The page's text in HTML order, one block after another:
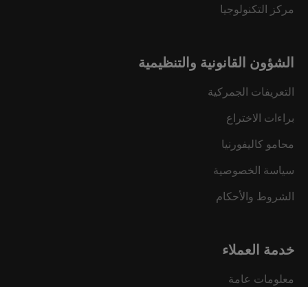
مركز التكنولوجيا
الشؤون القانونية والتنظيمية
التعريفات الجمركية
براءات الاختراع
محامو كاليفورنيا
سياسة الخصوصية
الشروط والأحكام
خدمة العملاء
معلومات عامة